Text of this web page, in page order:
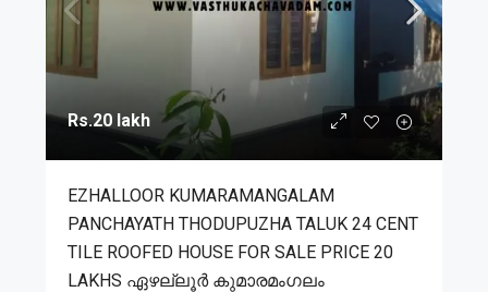
Rs.20 lakh
EZHALLOOR KUMARAMANGALAM
PANCHAYATH THODUPUZHA TALUK 24 CENT
TILE ROOFED HOUSE FOR SALE PRICE 20
LAKHS ഏഴല്ലൂർ കുമാരമംഗലം